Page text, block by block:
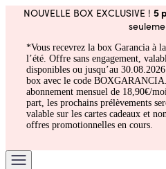
NOUVELLE BOX EXCLUSIVE ! 5
*Vous recevrez la box Garancia à
l’été. Offre sans engagement,
disponibles ou jusqu’au
box avec le code
abonnement mensuel de 18,90€/
part, les prochains prélèvements
valable sur les cartes cadeaux et
offres promotionnelles en cours.